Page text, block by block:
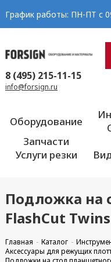
График работы: ПН-ПТ с
8 (495) 215-11-15
info@forsign.ru
Оборудование
Запчасти
Услуги резки
Подложка на
FlashCut
Главная Каталог
Аксессуары для режущих